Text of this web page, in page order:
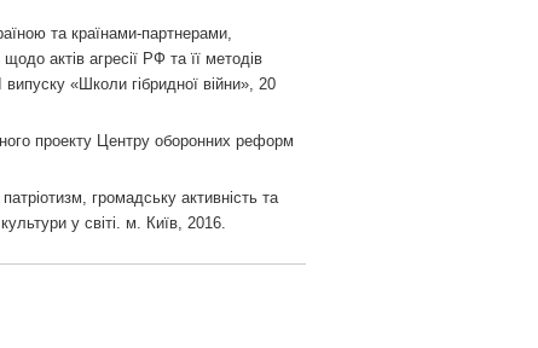
та країнами-партнерами,
актів агресії РФ та її методів
випуску «Школи гібридної війни», 20
проекту Центру оборонних реформ
громадську активність та
у світі. м. Київ, 2016.